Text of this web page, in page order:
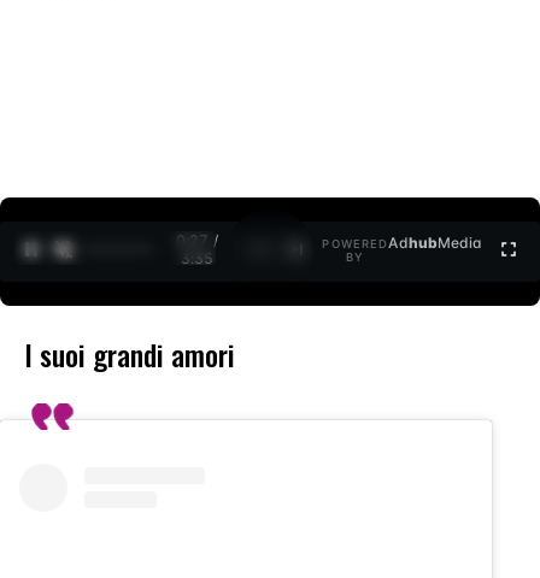
0:27 /
3:35
POWERED
BY
AdhubMedia
I suoi grandi amori